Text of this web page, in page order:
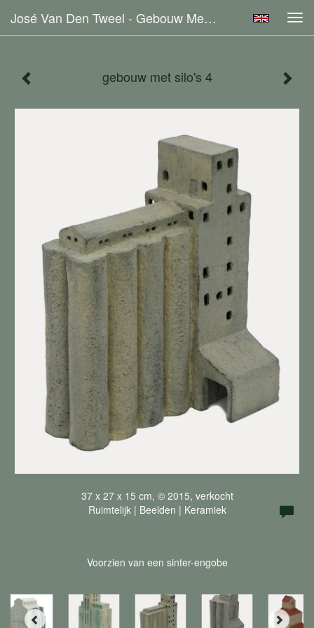
José Van Den Tweel - Gebouw Met Silo's 4
gebouw met silo's 4
37 x 27 x 15 cm, © 2015, verkocht
Ruimtelijk | Beelden | Keramiek
Voorzien van een sinter-engobe